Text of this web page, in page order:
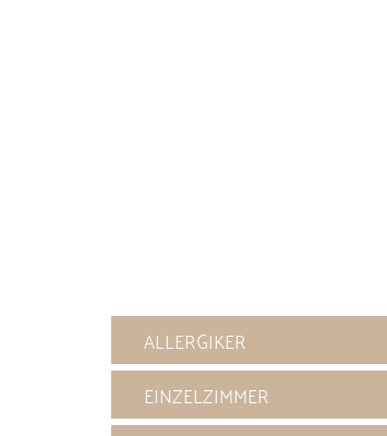
ALLERGIKER
EINZELZIMMER